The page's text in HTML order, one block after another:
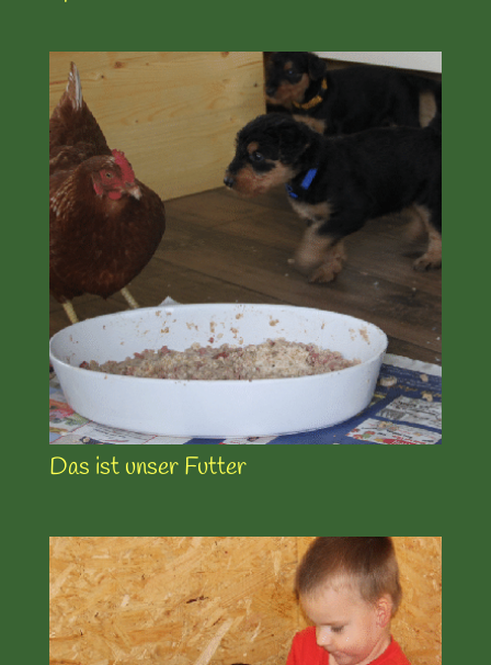
Das ist unser Futter